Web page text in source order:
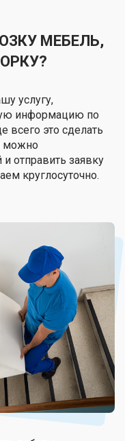
МЕБЕЛЬ,
услугу,
информацию по
всего это сделать
можно
отправить заявку
круглосуточно.